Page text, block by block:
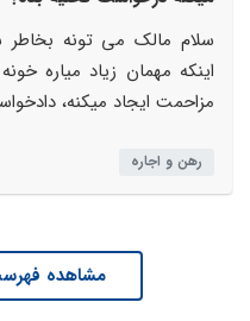
سلام مالک می تونه
اینکه مهمان زیاد میاره
مزاحمت ایجاد میکنه،
رهن و اجاره
مشاهده